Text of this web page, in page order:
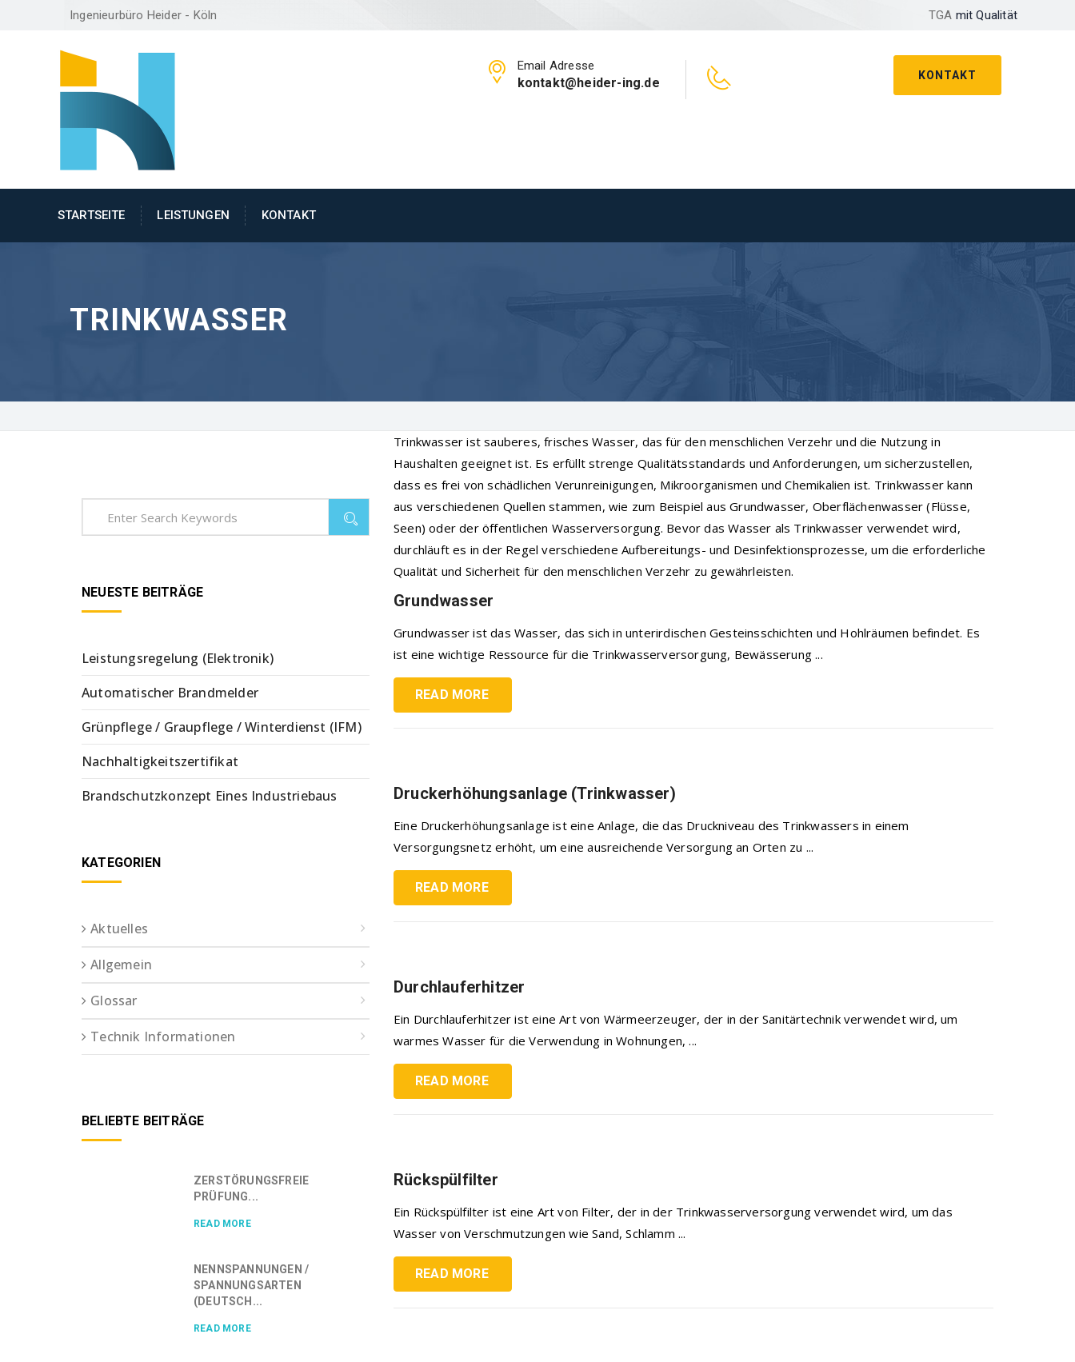
Ingenieurbüro Heider - Köln TGA mit Qualität
KONTAKT
Email Adresse
kontakt@heider-ing.de
STARTSEITE LEISTUNGEN KONTAKT
TRINKWASSER
Trinkwasser ist sauberes, frisches Wasser, das für den menschlichen Verzehr und die Nutzung in
Haushalten geeignet ist. Es erfüllt strenge Qualitätsstandards und Anforderungen, um sicherzustellen,
dass es frei von schädlichen Verunreinigungen, Mikroorganismen und Chemikalien ist. Trinkwasser kann
aus verschiedenen Quellen stammen, wie zum Beispiel aus Grundwasser, Oberflächenwasser (Flüsse,
Seen) oder der öffentlichen Wasserversorgung. Bevor das Wasser als Trinkwasser verwendet wird,
durchläuft es in der Regel verschiedene Aufbereitungs- und Desinfektionsprozesse, um die erforderliche
Qualität und Sicherheit für den menschlichen Verzehr zu gewährleisten.
Grundwasser
Grundwasser ist das Wasser, das sich in unterirdischen Gesteinsschichten und Hohlräumen befindet. Es
ist eine wichtige Ressource für die Trinkwasserversorgung, Bewässerung ...
READ MORE
Druckerhöhungsanlage (Trinkwasser)
Eine Druckerhöhungsanlage ist eine Anlage, die das Druckniveau des Trinkwassers in einem
Versorgungsnetz erhöht, um eine ausreichende Versorgung an Orten zu ...
READ MORE
Durchlauferhitzer
Ein Durchlauferhitzer ist eine Art von Wärmeerzeuger, der in der Sanitärtechnik verwendet wird, um
warmes Wasser für die Verwendung in Wohnungen, ...
READ MORE
Rückspülfilter
Ein Rückspülfilter ist eine Art von Filter, der in der Trinkwasserversorgung verwendet wird, um das
Wasser von Verschmutzungen wie Sand, Schlamm ...
READ MORE
NEUESTE BEITRÄGE
Leistungsregelung (Elektronik)
Automatischer Brandmelder
Grünpflege / Graupflege / Winterdienst (IFM)
Nachhaltigkeitszertifikat
Brandschutzkonzept Eines Industriebaus
KATEGORIEN
Aktuelles
Allgemein
Glossar
Technik Informationen
BELIEBTE BEITRÄGE
ZERSTÖRUNGSFREIE
PRÜFUNG...
READ MORE
NENNSPANNUNGEN /
SPANNUNGSARTEN
(DEUTSCH...
READ MORE